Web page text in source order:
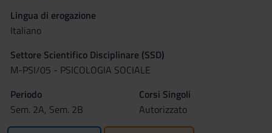
Lingua di erogazione
Italiano
Settore Scientifico Disciplinare (SSD)
M-PSI/05 - PSICOLOGIA SOCIALE
Periodo
Sem. 2A, Sem. 2B
Corsi Singoli
Autorizzato